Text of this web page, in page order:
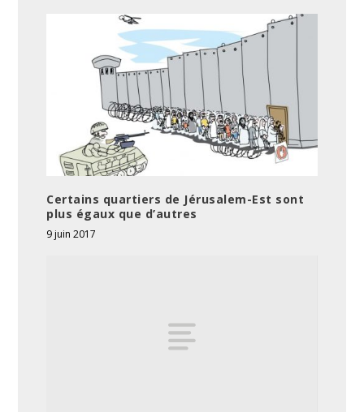
Certains quartiers de Jérusalem-Est sont
plus égaux que d’autres
9 juin 2017